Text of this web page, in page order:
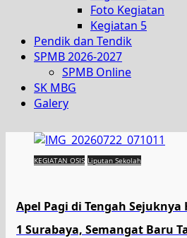
Foto Kegiatan
Kegiatan 5
Pendik dan Tendik
SPMB 2026-2027
SPMB Online
SK MBG
Galery
KEGIATAN OSIS Liputan Sekolah
Apel Pagi di Tengah Sejuknya
1 Surabaya, Semangat Baru